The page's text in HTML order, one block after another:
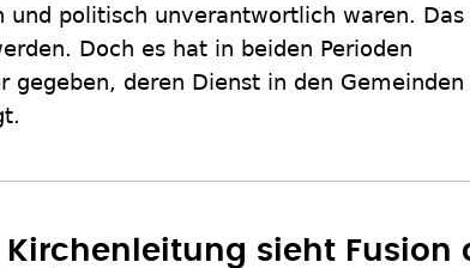
und politisch unverantwortlich waren. Das
Doch es hat in beiden Perioden
gegeben, deren Dienst in den Gemeinden
Kirchenleitung sieht Fusion